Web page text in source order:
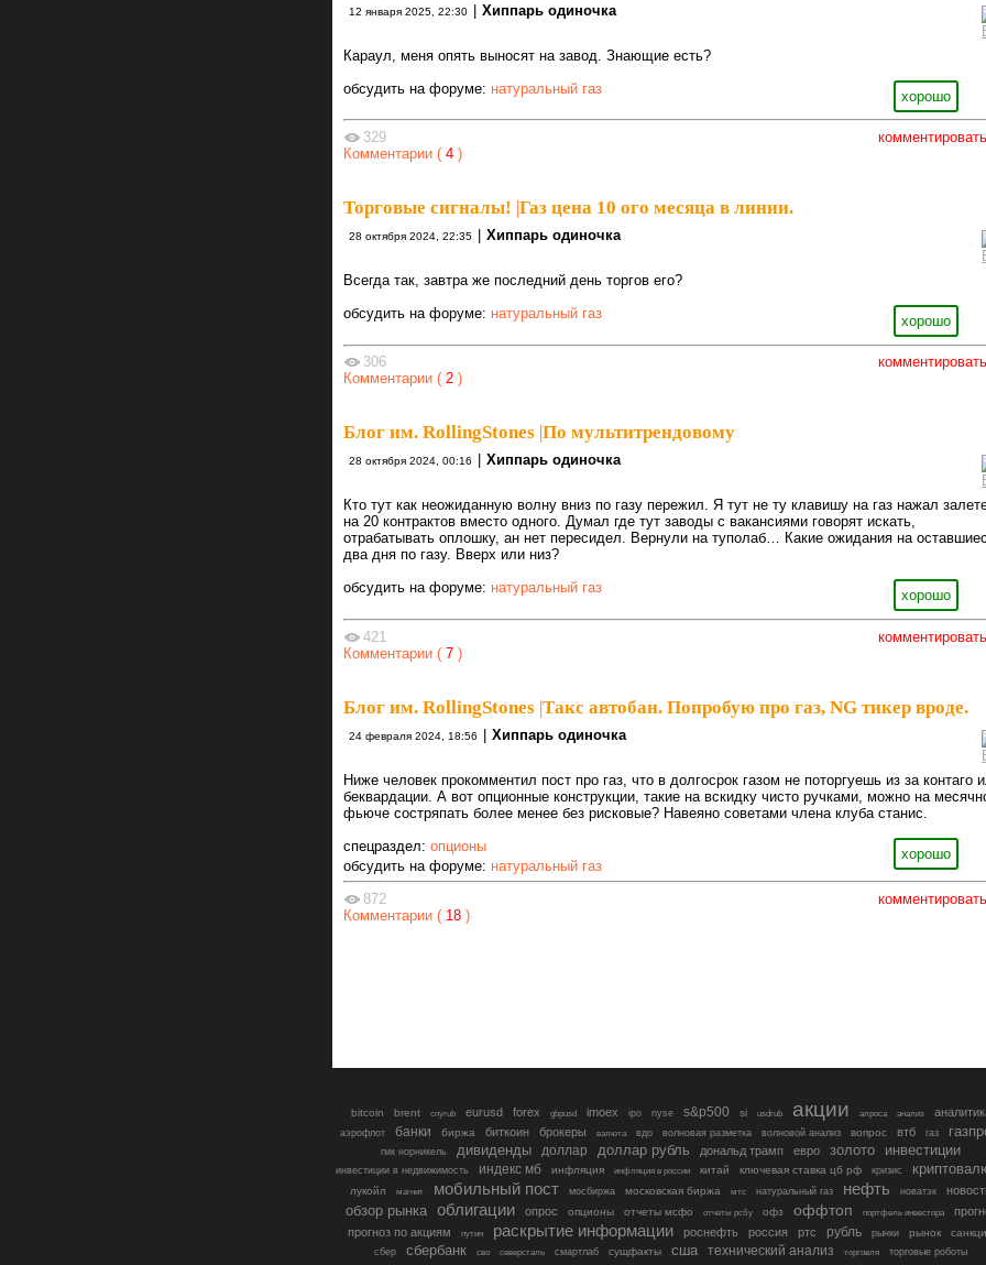
12 января 2025, 22:30 | Хиппарь одиночка
Караул, меня опять выносят на завод. Знающие есть?
хорошо
обсудить на форуме: натуральный газ
комментировать
329
Комментарии ( 4 )
Торговые сигналы! |Газ цена 10 ого месяца в линии.
28 октября 2024, 22:35 Хиппарь одиночка
Всегда так, завтра же последний день торгов его?
хорошо
обсудить на форуме: натуральный газ
комментировать
306
Комментарии ( 2 )
Блог им. RollingStones По мультитрендовому
28 октября 2024, 00:16 Хиппарь одиночка
Кто тут как неожиданную волну вниз по газу пережил. Я тут не ту клавишу на газ нажал
на 20 контрактов вместо одного. Думал где тут заводы с вакансиями говорят искать,
отрабатывать оплошку, ан нет пересидел. Вернули на туполаб… Какие ожидания на
два дня по газу. Вверх или низ?
хорошо
обсудить на форуме: натуральный газ
комментировать
421
Комментарии ( 7 )
Блог им. RollingStones |Такс автобан. Попробую про газ, NG тикер вроде.
24 февраля 2024, 18:56 | Хиппарь одиночка
Ниже человек прокомментил пост про газ, что в долгосрок газом не поторгуешь из за контаго
беквардации. А вот опционные конструкции, такие на вскидку чисто ручками, можно на
фьюче состряпать более менее без рисковые? Навеяно советами члена клуба станис.
хорошо
спецраздел: опционы
обсудить на форуме: натуральный газ
комментировать
872
Комментарии ( 18 )
bitcoin brent cnyrub eurusd forex gbpusd imoex ipo nyse s&p500 si usdrub акции алроса анализ
аэрофлот банки биржа биткоин брокеры валюта вдо волновая разметка волновой анализ вопрос втб газ
гмк норникель дивиденды доллар доллар рубль дональд трамп евро золото инвестиции
инвестиции в недвижимость индекс мб инфляция инфляция в россии китай ключевая ставка цб рф кризис
лукойл магнит мобильный пост мосбиржа московская биржа мтс натуральный газ нефть новатэк
обзор рынка облигации опрос опционы отчеты мсфо отчеты рсбу офз оффтоп портфель инвестора
прогноз по акциям
путин раскрытие информации роснефть россия ртс рубль рынки рынок
сбер сбербанк сво северсталь смартлаб сущфакты сша технический анализ торговля торговые роботы